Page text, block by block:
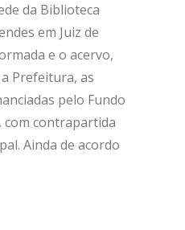
da Biblioteca
em Juiz de
e o acervo,
Prefeitura, as
pelo Fundo
com contrapartida
Ainda de acordo